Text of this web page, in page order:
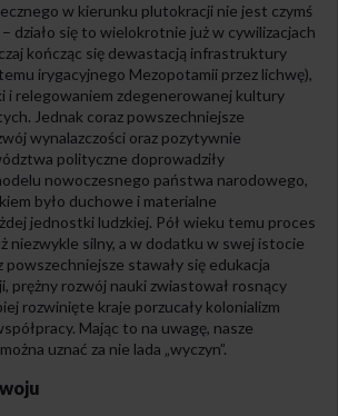
w kierunku plutokracji nie jest czymś
działo się to wielokrotnie już w cywilizacjach
kończąc się dewastacją infrastruktury
irygacyjnego Mezopotamii przez lichwę),
i relegowaniem zdegenerowanej kultury
Jednak coraz powszechniejsze
wynalazczości oraz pozytywnie
polityczne doprowadziły
nowoczesnego państwa narodowego,
było duchowe i materialne
jednostki ludzkiej. Pół wieku temu proces
niezwykle silny, a w dodatku w swej istocie
powszechniejsze stawały się edukacja
prężny rozwój nauki zwiastował rosnący
rozwinięte kraje porzucały kolonializm
Mając to na uwagę, nasze
uznać za nie lada „wyczyn”.